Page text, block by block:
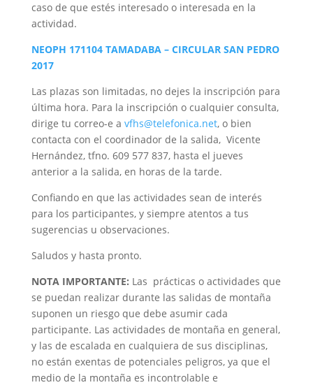
caso de que estés interesado o interesada en la
actividad.
NEOPH 171104 TAMADABA – CIRCULAR SAN PEDRO
2017
Las plazas son limitadas, no dejes la inscripción para
última hora. Para la inscripción o cualquier consulta,
dirige tu correo-e a vfhs@telefonica.net, o bien
contacta con el coordinador de la salida, Vicente
Hernández, tfno. 609 577 837, hasta el jueves
anterior a la salida, en horas de la tarde.
Confiando en que las actividades sean de interés
para los participantes, y siempre atentos a tus
sugerencias u observaciones.
Saludos y hasta pronto.
NOTA IMPORTANTE: Las prácticas o actividades que
se puedan realizar durante las salidas de montaña
suponen un riesgo que debe asumir cada
participante. Las actividades de montaña en general,
y las de escalada en cualquiera de sus disciplinas,
no están exentas de potenciales peligros, ya que el
medio de la montaña es incontrolable e